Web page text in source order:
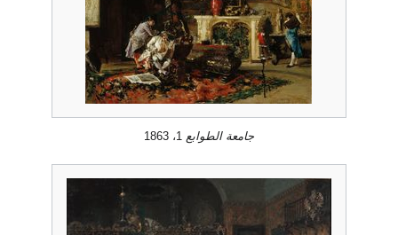
جامعة الطوابع